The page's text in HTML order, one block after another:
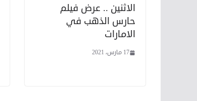
الاثنين .. عرض فيلم
حارس الذهب في
الامارات
17 مارس، 2021